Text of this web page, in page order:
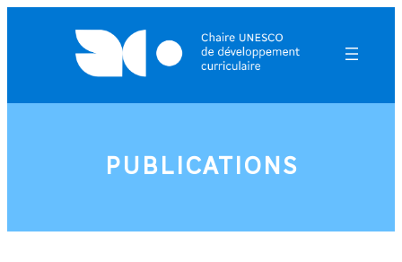
PUBLICATIONS